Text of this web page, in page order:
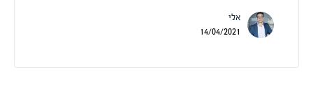
אלי
14/04/2021